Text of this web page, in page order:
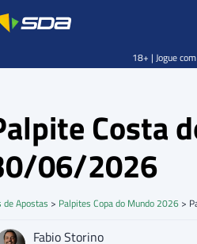
Costa
06/2026
de Apostas > Palpites Copa do Mundo 2026 >
Fabio Storino
18+ | Jogue